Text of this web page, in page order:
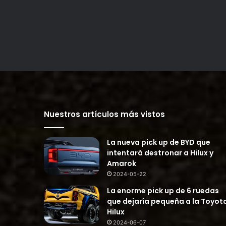
Nuestros artículos más vistos
La nueva pick up de BYD que
intentará destronar a Hilux y
Amarok
2024-05-22
La enorme pick up de 6 ruedas
que dejaría pequeña a la
Hilux
2024-06-07